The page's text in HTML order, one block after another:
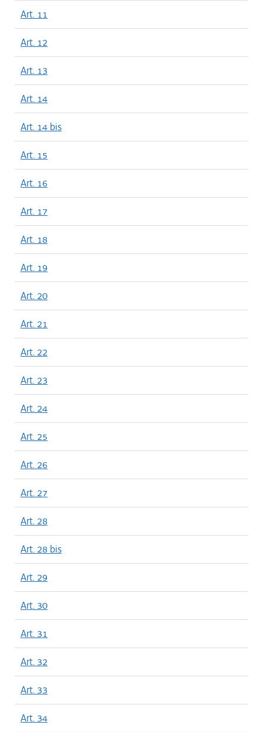
Art. 11
Art. 12
Art. 13
Art. 14
Art. 14 bis
Art. 15
Art. 16
Art. 17
Art. 18
Art. 19
Art. 20
Art. 21
Art. 22
Art. 23
Art. 24
Art. 25
Art. 26
Art. 27
Art. 28
Art. 28 bis
Art. 29
Art. 30
Art. 31
Art. 32
Art. 33
Art. 34